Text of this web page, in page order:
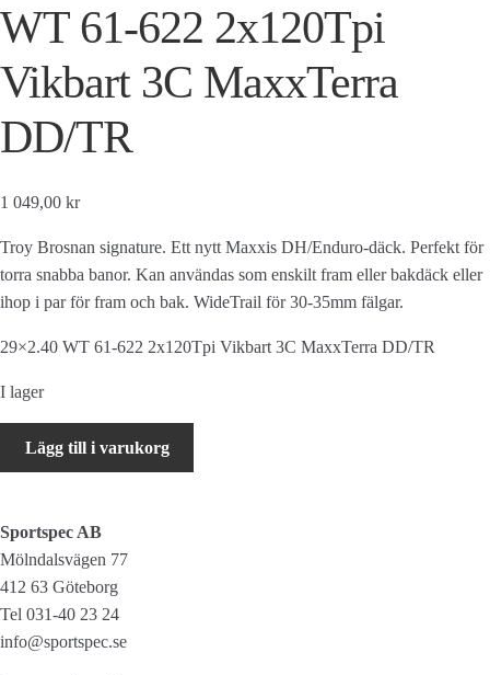
WT 61-622 2x120Tpi
Vikbart 3C MaxxTerra
DD/TR
1 049,00 kr
Troy Brosnan signature. Ett nytt Maxxis DH/Enduro-däck. Perfekt för
torra snabba banor. Kan användas som enskilt fram eller bakdäck eller
ihop i par för fram och bak. WideTrail för 30-35mm fälgar.
29×2.40 WT 61-622 2x120Tpi Vikbart 3C MaxxTerra DD/TR
I lager
Dissector
61-
Lägg till i varukorg
Sportspec AB
Mölndalsvägen 77
412 63 Göteborg
Tel 031-40 23 24
info@sportspec.se